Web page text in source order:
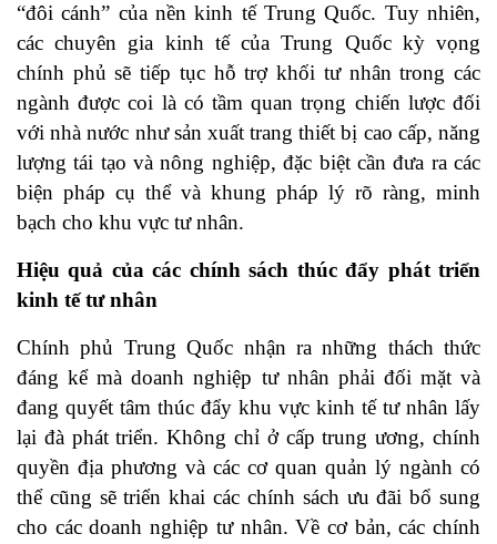
“đôi cánh” của nền kinh tế Trung Quốc. Tuy nhiên,
các chuyên gia kinh tế của Trung Quốc kỳ vọng
chính phủ sẽ tiếp tục hỗ trợ khối tư nhân trong các
ngành được coi là có tầm quan trọng chiến lược đối
với nhà nước như sản xuất trang thiết bị cao cấp, năng
lượng tái tạo và nông nghiệp, đặc biệt cần đưa ra các
biện pháp cụ thể và khung pháp lý rõ ràng, minh
bạch cho khu vực tư nhân.
Hiệu quả của các chính sách thúc đẩy phát triển
kinh tế tư nhân
Chính phủ Trung Quốc nhận ra những thách thức
đáng kể mà doanh nghiệp tư nhân phải đối mặt và
đang quyết tâm thúc đẩy khu vực kinh tế tư nhân lấy
lại đà phát triển. Không chỉ ở cấp trung ương, chính
quyền địa phương và các cơ quan quản lý ngành có
thể cũng sẽ triển khai các chính sách ưu đãi bổ sung
cho các doanh nghiệp tư nhân. Về cơ bản, các chính